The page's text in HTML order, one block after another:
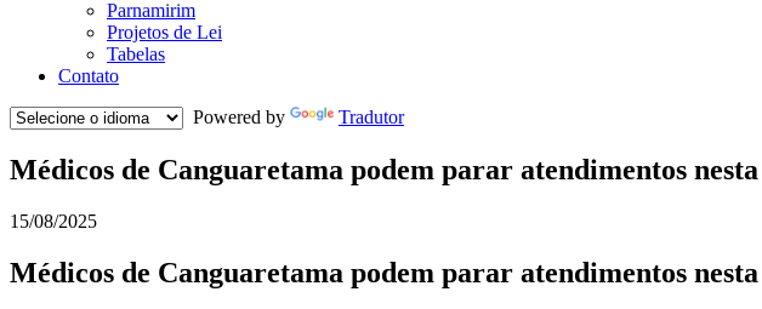
Parnamirim
Projetos de Lei
Tabelas
Contato
Powered by
Tradutor
Médicos de Canguaretama podem parar atendimentos
15/08/2025
Médicos de Canguaretama podem parar atendimentos